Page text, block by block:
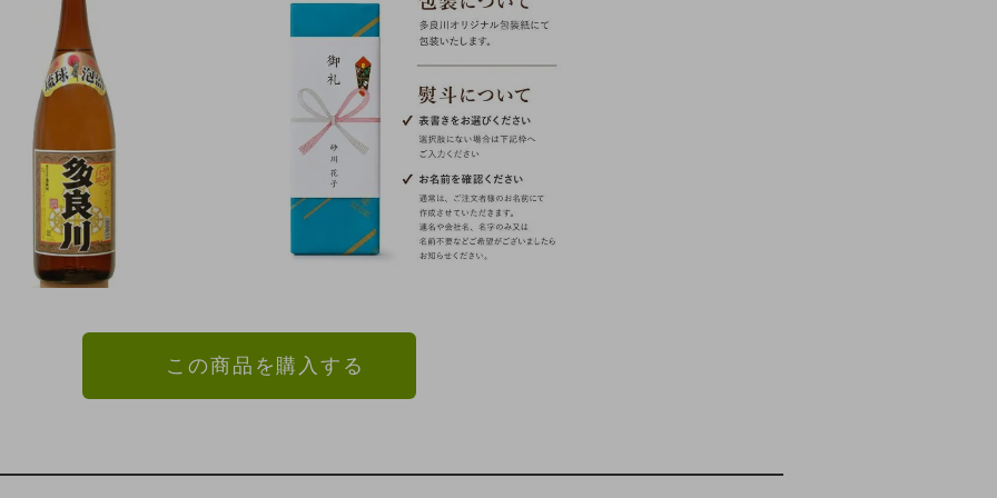
この商品を購入する